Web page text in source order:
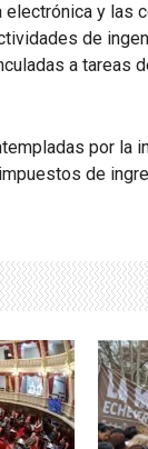
y las
de
a tareas
por la
de